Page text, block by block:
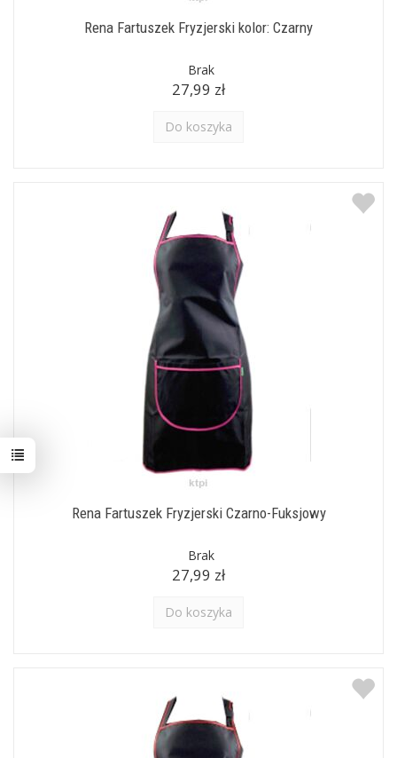
Rena Fartuszek Fryzjerski kolor: Czarny
Brak
27,99 zł
Do koszyka
Rena Fartuszek Fryzjerski Czarno-Fuksjowy
Brak
27,99 zł
Do koszyka